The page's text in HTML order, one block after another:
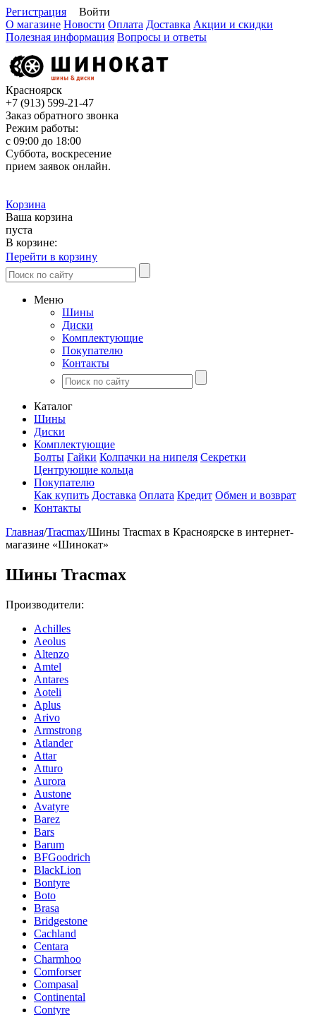
Регистрация
Войти
О магазине Новости Оплата Доставка Акции и скидки
Полезная информация Вопросы и ответы
Красноярск
+7 (913) 599-21-47
Заказ обратного звонка
Режим работы:
с 09:00 до 18:00
Суббота, воскресение
прием заявок онлайн.
Корзина
Ваша корзина
пуста
В корзине:
Перейти в корзину
Меню
Шины
Диски
Комплектующие
Покупателю
Контакты
Каталог
Шины
Диски
Комплектующие
Болты Гайки Колпачки на нипеля Секретки
Центрующие кольца
Покупателю
Как купить Доставка Оплата Кредит Обмен и возврат
Контакты
Главная/Tracmax/Шины Tracmax в Красноярске в интернет-
магазине «Шинокат»
Шины Tracmax
Производители:
Achilles
Aeolus
Altenzo
Amtel
Antares
Aoteli
Aplus
Arivo
Armstrong
Atlander
Attar
Atturo
Aurora
Austone
Avatyre
Barez
Bars
Barum
BFGoodrich
BlackLion
Bontyre
Boto
Brasa
Bridgestone
Cachland
Centara
Charmhoo
Comforser
Compasal
Continental
Contyre